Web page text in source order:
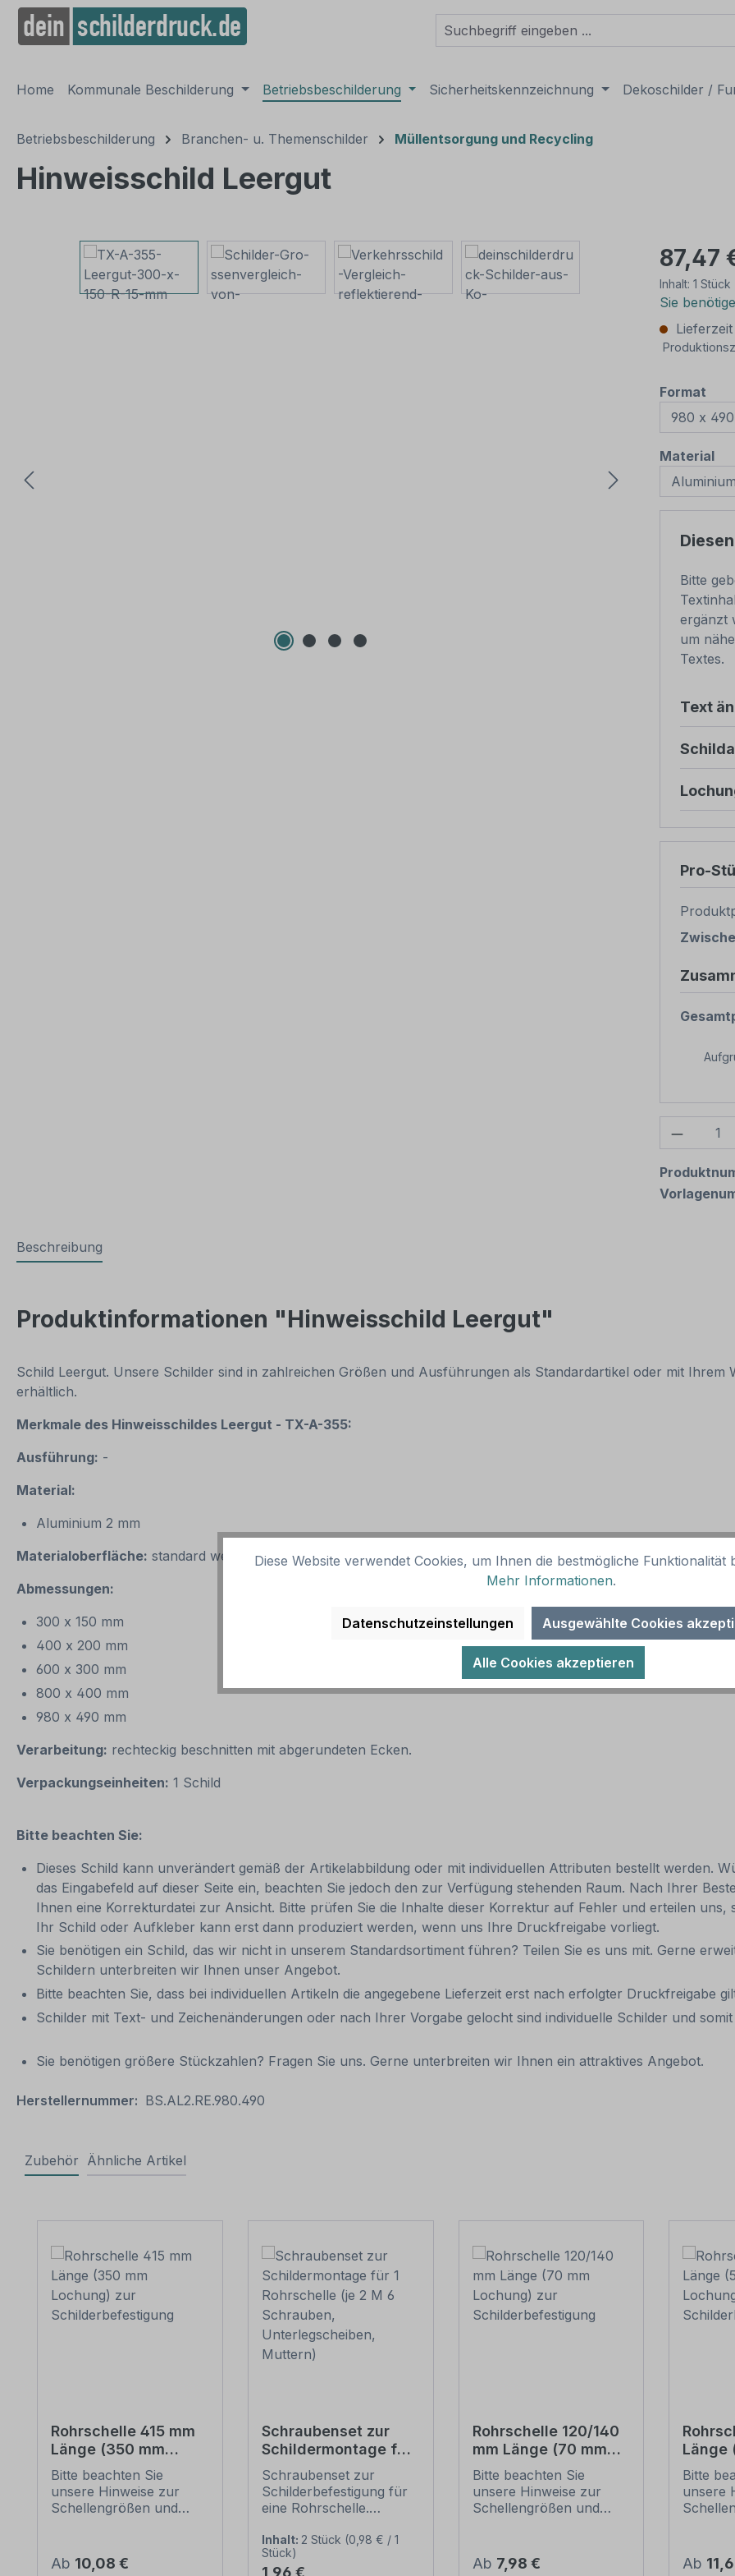
Zur Hauptnavigation springen
Home Kommunale Beschilderung Betriebsbeschilderung Sicherheitskennzeichnung Dekoschilder /
Betriebsbeschilderung Branchen- u. Themenschilder Müllentsorgung und Recycling
Hinweisschild Leergut
Bildergalerie überspringen 87,47
Inhalt: 1 Stück
Sie
Format
Material
Bitte
ergänzt
um
Textes.
Text
Pro-
Beschreibung
Produktinformationen "Hinweisschild Leergut"
Schild Leergut. Unsere Schilder sind in zahlreichen Größen und Ausführungen als Standardartikel oder mit
erhältlich.
Merkmale des Hinweisschildes Leergut - TX-A-355:
Ausführung: -
Material:
Aluminium 2 mm
Materialoberfläche: standard weiß
Abmessungen:
300 x 150 mm
400 x 200 mm
600 x 300 mm
800 x 400 mm
980 x 490 mm
Verarbeitung: rechteckig beschnitten mit abgerundeten Ecken.
Verpackungseinheiten: 1 Schild
Bitte beachten Sie:
Dieses Schild kann unverändert gemäß der Artikelabbildung oder mit individuellen Attributen bestellt werden.
das Eingabefeld auf dieser Seite ein, beachten Sie jedoch den zur Verfügung stehenden Raum. Nach Ihrer
Ihnen eine Korrekturdatei zur Ansicht. Bitte prüfen Sie die Inhalte dieser Korrektur auf Fehler und erteilen
Ihr Schild oder Aufkleber kann erst dann produziert werden, wenn uns Ihre Druckfreigabe vorliegt.
Sie benötigen ein Schild, das wir nicht in unserem Standardsortiment führen? Teilen Sie es uns mit. Gerne
Schildern unterbreiten wir Ihnen unser Angebot.
Bitte beachten Sie, dass bei individuellen Artikeln die angegebene Lieferzeit erst nach erfolgter Druckfreigabe
Schilder mit Text- und Zeichenänderungen oder nach Ihrer Vorgabe gelocht sind individuelle Schilder und
Sie benötigen größere Stückzahlen? Fragen Sie uns. Gerne unterbreiten wir Ihnen ein attraktives Angebot.
Herstellernummer: BS.AL2.RE.980.490
Zubehör Ähnliche Artikel
Rohrschelle 415 mm
Länge (350 mm
Lochung) zur
Schilderbefestigung
Bitte beachten Sie
unsere Hinweise zur
Schellengrößen und
(weiter unten).
Regulärer Preis:
Ab 10,08 €
Schraubenset zur
Schildermontage für
1 Rohrschelle (je 2 M
6 Schrauben,
Unterlegscheiben,
Schraubenset zur
Schilderbefestigung für
eine Rohrschelle.
Schraubensets zur
Schilderbefestigung:
Inhalt: 2 Stück (0,98 € / 1
Stück)
Regulärer Preis:
Rohrschelle 120/140
mm Länge (70 mm
Lochung) zur
Schilderbefestigung
Bitte beachten Sie
unsere Hinweise zur
Schellengrößen und
(weiter unten).
Regulärer Preis:
Ab 7,98 €
Länge
Bitte
unsere
(weiter
Ab
Diese Website verwendet Cookies, um Ihnen die bestmögliche Funktionalität
Mehr Informationen.
Datenschutzeinstellungen Ausgewählte Cookies
Alle Cookies akzeptieren